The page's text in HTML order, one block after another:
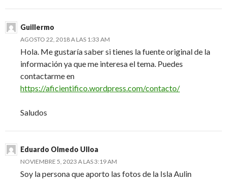
Guillermo
AGOSTO 22, 2018 A LAS 1:33 AM
Hola. Me gustaría saber si tienes la fuente original de la
información ya que me interesa el tema. Puedes
contactarme en
https://aficientifico.wordpress.com/contacto/
Saludos
Eduardo Olmedo Ulloa
NOVIEMBRE 5, 2023 A LAS 3:19 AM
Soy la persona que aporto las fotos de la Isla Aulin